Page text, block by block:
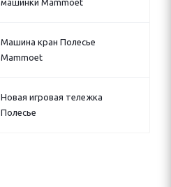
машинки Mammoet
Машина кран Полесье
Mammoet
Новая игровая тележка
Полесье